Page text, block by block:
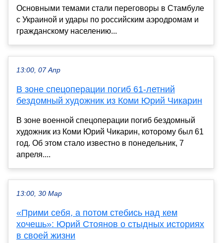
Основными темами стали переговоры в Стамбуле
с Украиной и удары по российским аэродромам и
гражданскому населению...
13:00, 07 Апр
В зоне спецоперации погиб 61-летний
бездомный художник из Коми Юрий Чикарин
В зоне военной спецоперации погиб бездомный
художник из Коми Юрий Чикарин, которому был 61
год. Об этом стало известно в понедельник, 7
апреля....
13:00, 30 Мар
«Прими себя, а потом стебись над кем
хочешь»: Юрий Стоянов о стыдных историях
в своей жизни